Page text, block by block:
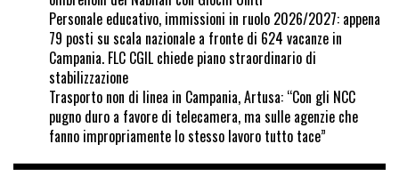
Personale educativo, immissioni in ruolo 2026/2027: appena
79 posti su scala nazionale a fronte di 624 vacanze in
Campania. FLC CGIL chiede piano straordinario di
stabilizzazione
Trasporto non di linea in Campania, Artusa: “Con gli NCC
pugno duro a favore di telecamera, ma sulle agenzie che
fanno impropriamente lo stesso lavoro tutto tace”